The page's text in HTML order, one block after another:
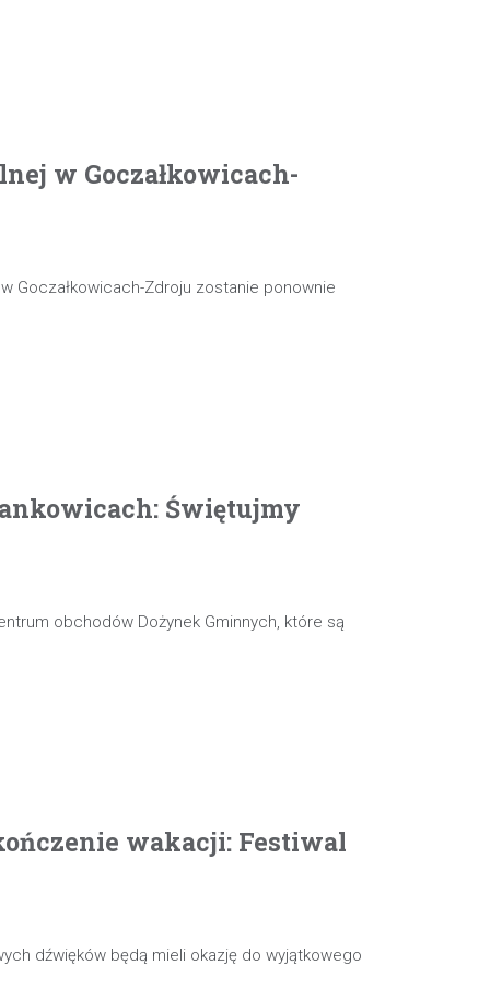
w Goczałkowicach-
Goczałkowicach-Zdroju zostanie ponownie
Świętujmy
obchodów Dożynek Gminnych, które są
wakacji: Festiwal
dźwięków będą mieli okazję do wyjątkowego